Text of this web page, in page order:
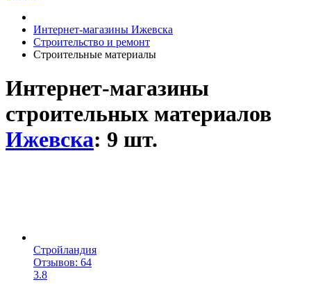
Интернет-магазины Ижевска
Строительство и ремонт
Строительные материалы
Интернет-магазины
строительных материалов
Ижевска: 9 шт.
Стройландия
Отзывов: 64
3.8